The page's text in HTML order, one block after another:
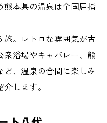
熊本県の温泉は全国屈指
。レトロな雰囲気が古
衆浴場やキャバレー、熊
、温泉の合間に楽しみ
します。